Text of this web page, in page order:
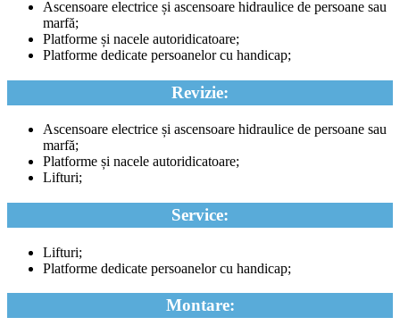
Ascensoare electrice și ascensoare hidraulice de persoane sau
marfă;
Platforme și nacele autoridicatoare;
Platforme dedicate persoanelor cu handicap;
Revizie:
Ascensoare electrice și ascensoare hidraulice de persoane sau
marfă;
Platforme și nacele autoridicatoare;
Lifturi;
Service:
Lifturi;
Platforme dedicate persoanelor cu handicap;
Montare: